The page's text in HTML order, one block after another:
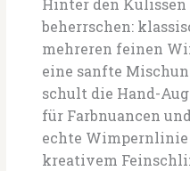
Hinter den
beherrschen:
mehreren feinen
eine sanfte
schult die Hand-
für Farbnuancen
echte
kreativem